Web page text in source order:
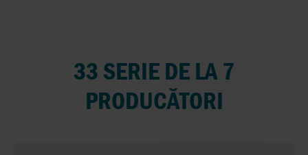
33 SERIE DE LA 7
PRODUCĂTORI